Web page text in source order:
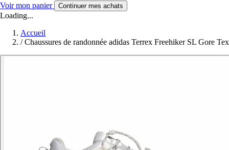
Voir mon panier Continuer mes achats
Loading...
Accueil
/ Chaussures de randonnée adidas Terrex Freehiker SL Gore Tex